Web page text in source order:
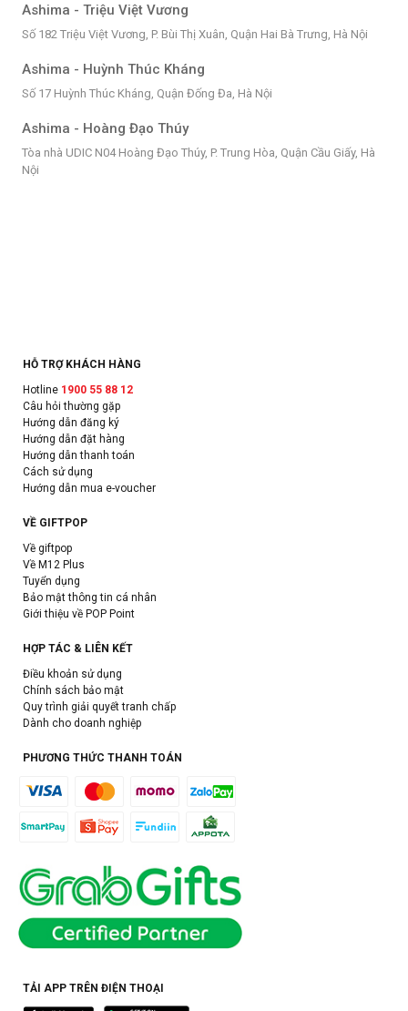
Ashima - Triệu Việt Vương
Số 182 Triệu Việt Vương, P. Bùi Thị Xuân, Quận Hai Bà Trưng, Hà Nội
Ashima - Huỳnh Thúc Kháng
Số 17 Huỳnh Thúc Kháng, Quận Đống Đa, Hà Nội
Ashima - Hoàng Đạo Thúy
Tòa nhà UDIC N04 Hoàng Đạo Thúy, P. Trung Hòa, Quận Cầu Giấy, Hà
Nội
HỖ TRỢ KHÁCH HÀNG
Hotline 1900 55 88 12
Câu hỏi thường gặp
Hướng dẫn đăng ký
Hướng dẫn đặt hàng
Hướng dẫn thanh toán
Cách sử dụng
Hướng dẫn mua e-voucher
VỀ GIFTPOP
Về giftpop
Về M12 Plus
Tuyển dụng
Bảo mật thông tin cá nhân
Giới thiệu về POP Point
HỢP TÁC & LIÊN KẾT
Điều khoản sử dụng
Chính sách bảo mật
Quy trình giải quyết tranh chấp
Dành cho doanh nghiệp
PHƯƠNG THỨC THANH TOÁN
TẢI APP TRÊN ĐIỆN THOẠI